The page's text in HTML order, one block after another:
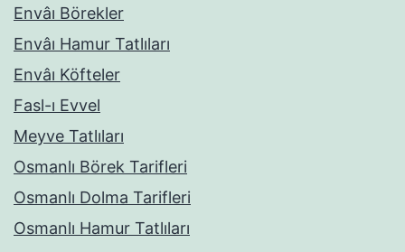
Envâı Börekler
Envâı Hamur Tatlıları
Envâı Köfteler
Fasl-ı Evvel
Meyve Tatlıları
Osmanlı Börek Tarifleri
Osmanlı Dolma Tarifleri
Osmanlı Hamur Tatlıları